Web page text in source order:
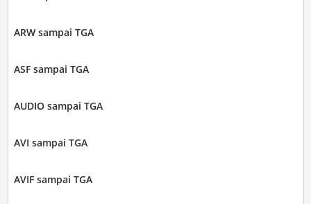
ARW sampai TGA
ASF sampai TGA
AUDIO sampai TGA
AVI sampai TGA
AVIF sampai TGA